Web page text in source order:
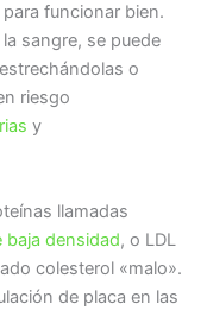
para funcionar bien.
sangre, se puede
o
riesgo
y
llamadas
baja densidad, o LDL
colesterol «malo».
de placa en las